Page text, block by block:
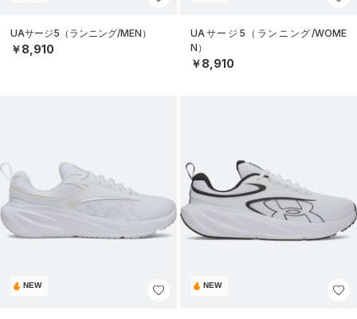
UAサージ5（ランニング/MEN）
￥8,910
UAサージ5（ランニング/WOME
N）
￥8,910
NEW NEW